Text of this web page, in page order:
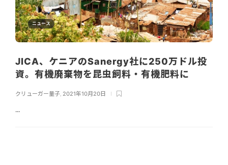
ニュース
JICA、ケニアのSanergy社に250万ドル投
資。有機廃棄物を昆虫飼料・有機肥料に
クリューガー量子 2021年10月20日
...